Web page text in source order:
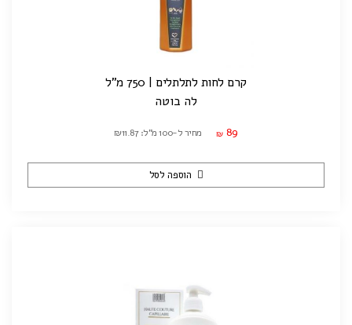
קרם לחות לתלתלים | 750 מ"ל
לה בוטה
₪ 89 מחיר ל-100 מ"ל: ₪11.87
הוספה לסל